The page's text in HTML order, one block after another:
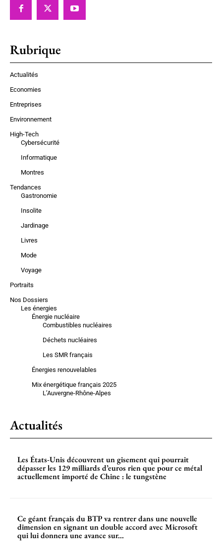
Rubrique
Actualités
Economies
Entreprises
Environnement
High-Tech
Cybersécurité
Informatique
Montres
Tendances
Gastronomie
Insolite
Jardinage
Livres
Mode
Voyage
Portraits
Nos Dossiers
Les énergies
Énergie nucléaire
Combustibles nucléaires
Déchets nucléaires
Les SMR français
Énergies renouvelables
Mix énergétique français 2025
L’Auvergne-Rhône-Alpes
Actualités
Les États-Unis découvrent un gisement qui pourrait
dépasser les 129 milliards d’euros rien que pour ce métal
actuellement importé de Chine : le tungstène
Ce géant français du BTP va rentrer dans une nouvelle
dimension en signant un double accord avec Microsoft
qui lui donnera une avance sur...